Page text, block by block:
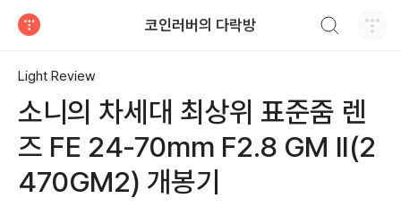
코인러버의 다락방
Light Review
소니의 차세대 최상위 표준줌 렌
즈 FE 24-70mm F2.8 GM II(2
470GM2) 개봉기